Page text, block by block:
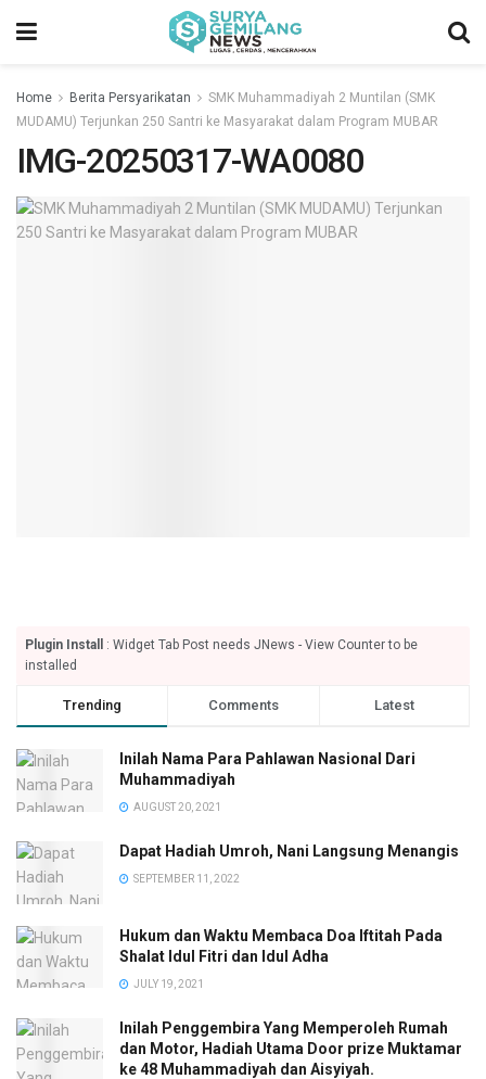
Home Berita Persyarikatan
SMK Muhammadiyah 2 Muntilan (SMK
MUDAMU) Terjunkan 250 Santri ke Masyarakat dalam Program MUBAR
IMG-20250317-WA0080
Plugin Install
: Widget Tab Post needs JNews - View Counter to be
installed
Trending Comments Latest
Inilah Nama Para Pahlawan Nasional Dari
Muhammadiyah
AUGUST 20, 2021
Dapat Hadiah Umroh, Nani Langsung Menangis
SEPTEMBER 11, 2022
Hukum dan Waktu Membaca Doa Iftitah Pada
Shalat Idul Fitri dan Idul Adha
JULY 19, 2021
Inilah Penggembira Yang Memperoleh Rumah
dan Motor, Hadiah Utama Door prize Muktamar
ke 48 Muhammadiyah dan Aisyiyah.